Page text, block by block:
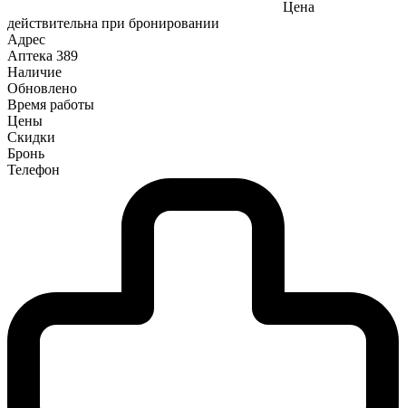
Цена
действительна при бронировании
Адрес
Аптека 389
Наличие
Обновлено
Время работы
Цены
Скидки
Бронь
Телефон